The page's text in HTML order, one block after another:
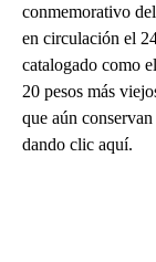
conmemorativo
en circulación el
catalogado como
20 pesos más
que aún
dando clic aquí.